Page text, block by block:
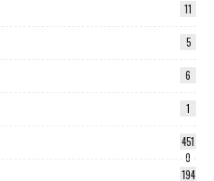
11
5
6
1
451
0
194